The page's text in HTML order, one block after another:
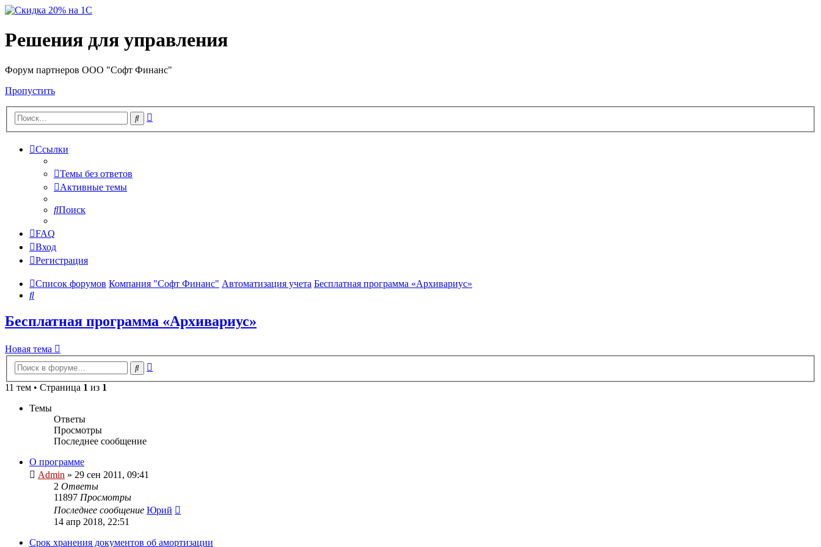
Решения для управления
Форум партнеров ООО "Софт Финанс"
Пропустить
Поиск
Ссылки
Темы без ответов
Активные темы
Поиск
FAQ
Вход
Регистрация
Список форумов Компания "Софт Финанс" Автоматизация учета Бесплатная программа «Архивариус»
Поиск
Бесплатная программа «Архивариус»
Новая тема
Поиск
11 тем • Страница 1 из 1
Темы
Ответы
Просмотры
Последнее сообщение
О программе
Admin » 29 сен 2011, 09:41
2 Ответы
11897 Просмотры
Последнее сообщение Юрий
14 апр 2018, 22:51
Срок хранения документов об амортизации